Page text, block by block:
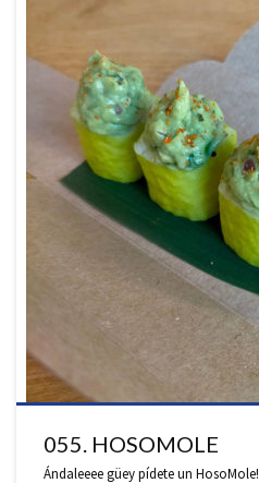
055. HOSOMOLE
Ándaleeee güey pídete un HosoMole!